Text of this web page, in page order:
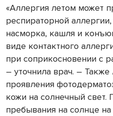
«Аллергия летом может
респираторной
насморка, кашля и
виде контактного
при соприкосновении с
– уточнила врач. –
проявления
кожи на солнечный свет.
пребывания на солнце